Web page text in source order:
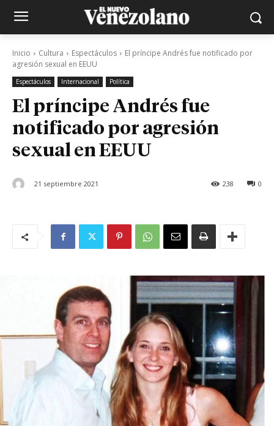
Inicio Cultura Espectáculos
El príncipe Andrés fue notificado por
agresión sexual en EEUU
Espectáculos Internacional Política
El príncipe Andrés fue
notificado por agresión
sexual en EEUU
21 septiembre 2021 0
238